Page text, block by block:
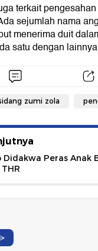
terkait
sejumlah nama
menerima duit
satu dengan
zumi zola
Peras Anak